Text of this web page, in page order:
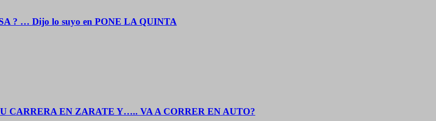
? … Dijo lo suyo en PONE LA QUINTA
CARRERA EN ZARATE Y….. VA A CORRER EN AUTO?